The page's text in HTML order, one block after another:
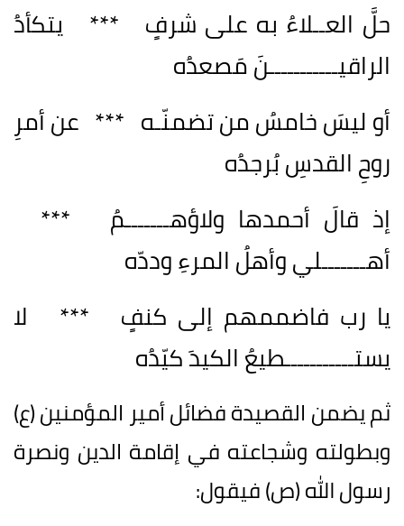
حلَّ العــلاءُ به على شرفٍ *** يتكأدُ
الراقيـــــــــــنَ مَصعدُه
أو ليسَ خامسُ من تضمنّـه *** عن أمرِ
روحِ القدسِ بُرجدُه
إذ قالَ أحمدها ولاؤهـــــــمُ ***
أهـــــــلي وأهلُ المرءِ وددّه
يا رب فاضممهم إلى كنفٍ *** لا
يستـــــــــــطيعُ الكيدَ كيّدُه
ثم يضمن القصيدة فضائل أمير المؤمنين (ع)
وبطولته وشجاعته في إقامة الدين ونصرة
رسول الله (ص) فيقول: